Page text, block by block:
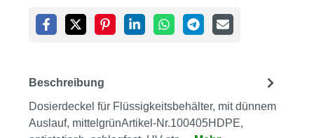
Beschreibung
Dosierdeckel für Flüssigkeitsbehälter, mit dünnem
Auslauf, mittelgrünArtikel-Nr.100405HDPE,